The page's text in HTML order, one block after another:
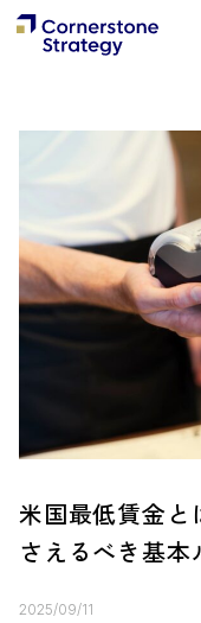
米国最低賃金と
さえるべき基本
2025/09/11